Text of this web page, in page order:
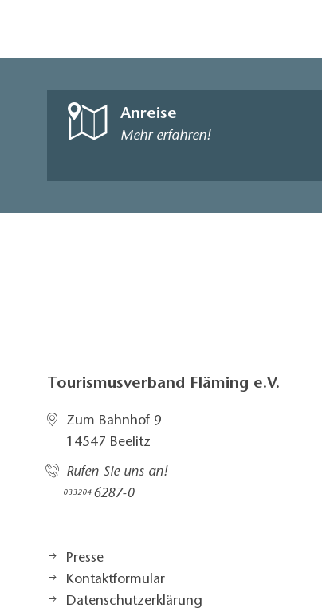
Anreise
Mehr erfahren!
Tourismusverband Fläming e.V.
Zum Bahnhof 9
14547 Beelitz
Rufen Sie uns an!
033204 6287-0
Presse
Kontaktformular
Datenschutzerklärung